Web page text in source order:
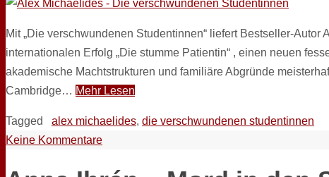
Mit „Die verschwundenen Studentinnen“ liefert Bestseller-
internationalen Erfolg „Die stumme Patientin“ , einen neuen
akademische Machtstrukturen und familiäre Abgründe
Cambridge… Mehr Lesen
Tagged alex michaelides, die verschwundenen studentinnen
Keine Kommentare